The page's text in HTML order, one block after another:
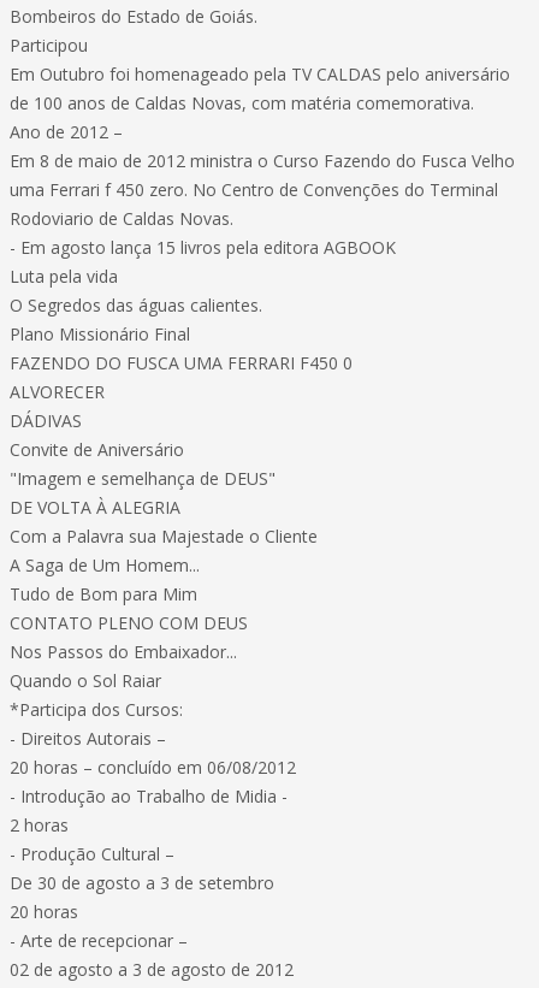
Bombeiros do Estado de Goiás.
Participou
Em Outubro foi homenageado pela TV CALDAS pelo aniversário
de 100 anos de Caldas Novas, com matéria comemorativa.
Ano de 2012 –
Em 8 de maio de 2012 ministra o Curso Fazendo do Fusca Velho
uma Ferrari f 450 zero. No Centro de Convenções do Terminal
Rodoviario de Caldas Novas.
- Em agosto lança 15 livros pela editora AGBOOK
Luta pela vida
O Segredos das águas calientes.
Plano Missionário Final
FAZENDO DO FUSCA UMA FERRARI F450 0
ALVORECER
DÁDIVAS
Convite de Aniversário
"Imagem e semelhança de DEUS"
DE VOLTA À ALEGRIA
Com a Palavra sua Majestade o Cliente
A Saga de Um Homem...
Tudo de Bom para Mim
CONTATO PLENO COM DEUS
Nos Passos do Embaixador...
Quando o Sol Raiar
*Participa dos Cursos:
- Direitos Autorais –
20 horas – concluído em 06/08/2012
- Introdução ao Trabalho de Midia -
2 horas
- Produção Cultural –
De 30 de agosto a 3 de setembro
20 horas
- Arte de recepcionar –
02 de agosto a 3 de agosto de 2012